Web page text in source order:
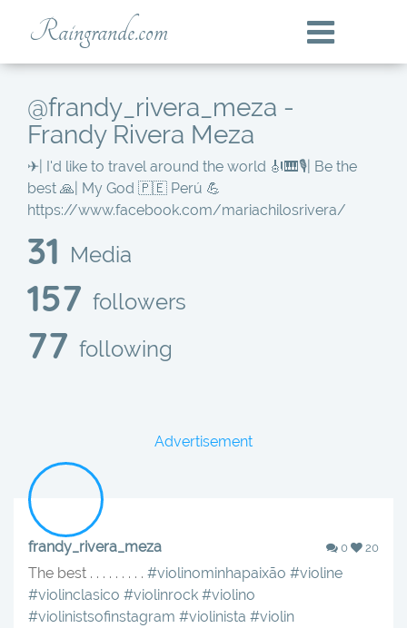
Raingrande.com
@frandy_rivera_meza -
Frandy Rivera Meza
✈| I'd like to travel around the world 🎻🎹🎙| Be the
best 🙏| My God 🇵🇪 Perú 💪
https://www.facebook.com/mariachilosrivera/
31 Media
157 followers
77 following
Advertisement
frandy_rivera_meza 0 20
The best . . . . . . . . . #violinominhapaixão #violine
#violinclasico #violinrock #violino
#violinistsofinstagram #violinista #violin